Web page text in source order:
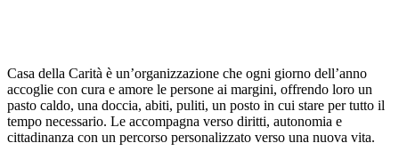
Casa della Carità è un’organizzazione che ogni giorno dell’anno
accoglie con cura e amore le persone ai margini, offrendo loro un
pasto caldo, una doccia, abiti, puliti, un posto in cui stare per tutto il
tempo necessario. Le accompagna verso diritti, autonomia e
cittadinanza con un percorso personalizzato verso una nuova vita.